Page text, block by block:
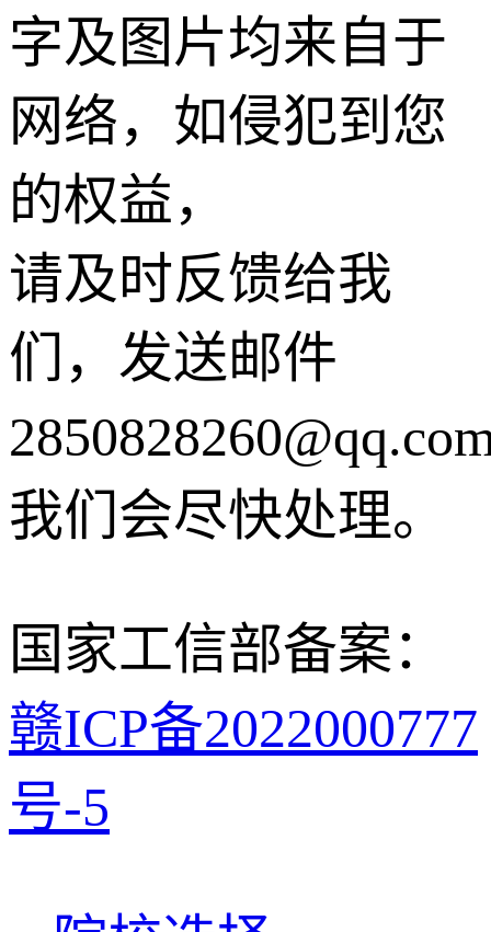
字及图片均来自于
网络，如侵犯到您
的权益，
请及时反馈给我
们，发送邮件
我们会尽快处理。
国家工信部备案：
赣ICP备2022000777
号-5